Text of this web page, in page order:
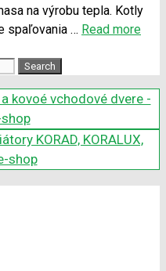
na výrobu tepla. Kotly
spaľovania … Read more